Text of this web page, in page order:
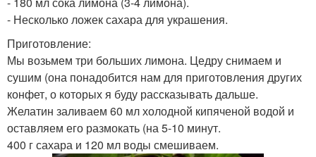
- Несколько ложек сахара для украшения.
Приготовление:
Мы возьмем три больших лимона. Цедру снимаем и
сушим (она понадобится нам для приготовления других
конфет, о которых я буду рассказывать дальше.
Желатин заливаем 60 мл холодной кипяченой водой и
оставляем его размокать (на 5-10 минут.
400 г сахара и 120 мл воды смешиваем.